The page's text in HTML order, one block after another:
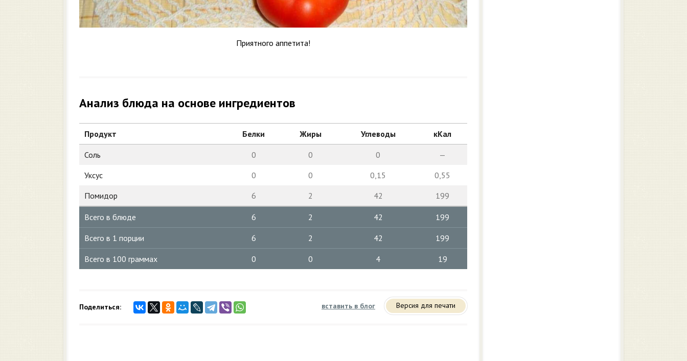
Приятного аппетита!
Анализ блюда на основе ингредиентов
Продукт Белки Жиры Углеводы кКал
Соль 0 0 0
—
Уксус
0 0 0,15
0,55
Помидор
6 2 42 199
Всего в блюде 6 2 42 199
Всего в 1 порции 6 2 42 199
Всего в 100 граммах 0 0 4 19
Поделиться: вставить в блог Версия для печати